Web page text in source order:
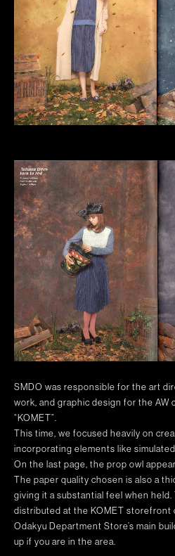
SMDO was responsible for the art
work, and graphic design for the AW
“KOMET”.
This time, we focused heavily on
incorporating elements like
On the last page, the prop owl
The paper quality chosen is also a
giving it a substantial feel when
distributed at the KOMET
Odakyu Department Store’s main
up if you are in the area.